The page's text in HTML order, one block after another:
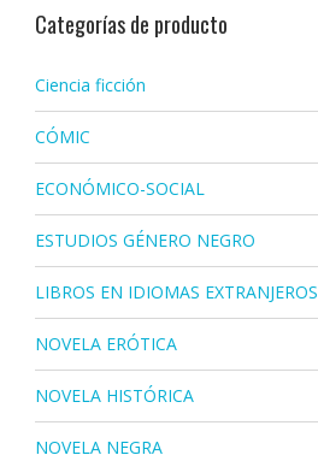
Categorías de producto
Ciencia ficción
CÓMIC
ECONÓMICO-SOCIAL
ESTUDIOS GÉNERO NEGRO
LIBROS EN IDIOMAS EXTRANJEROS
NOVELA ERÓTICA
NOVELA HISTÓRICA
NOVELA NEGRA